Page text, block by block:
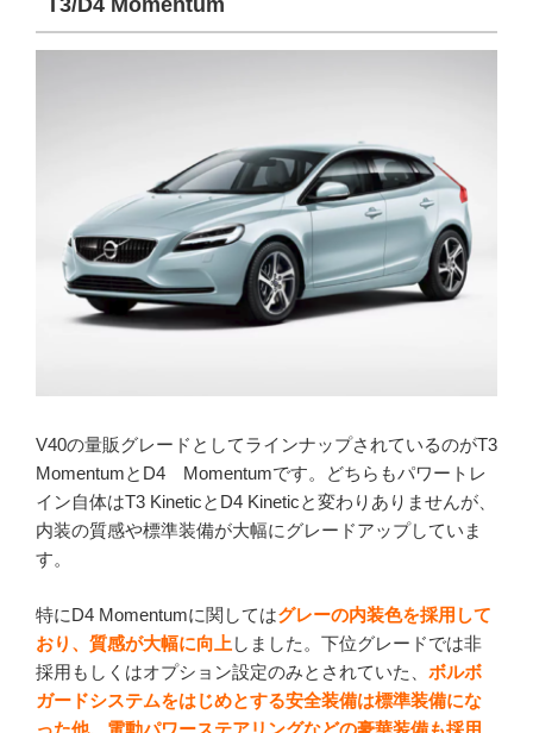
T3/D4 Momentum
V40の量販グレードとしてラインナップされているのがT3
MomentumとD4 Momentumです。どちらもパワートレ
イン自体はT3 KineticとD4 Kineticと変わりありませんが、
内装の質感や標準装備が大幅にグレードアップしていま
す。
特にD4 Momentumに関してはグレーの内装色を採用して
おり、質感が大幅に向上 しました。下位グレードでは非
採用もしくはオプション設定のみとされていた、 ボルボ
ガードシステムをはじめとする安全装備は標準装備にな
った他、電動パワーステアリングなどの豪華装備も採用